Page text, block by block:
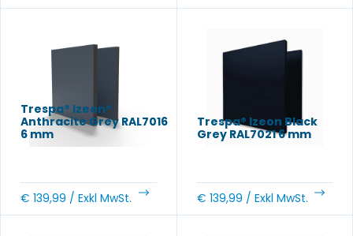
Trespa® Izeon®
Anthracite Grey RAL7016
6 mm
€ 139,99 / Exkl MwSt.
Trespa® Izeon Black
Grey RAL7021 6 mm
€ 139,99 / Exkl MwSt.